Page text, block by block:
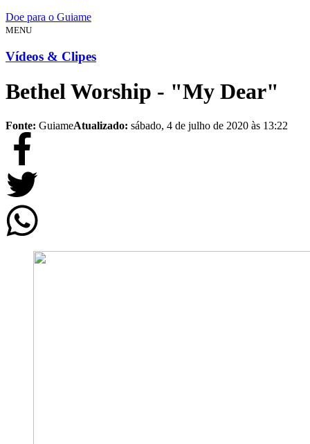
Doe para o Guiame
MENU
Vídeos & Clipes
Bethel Worship - "My Dear"
Fonte: GuiameAtualizado: sábado, 4 de julho de 2020 às 13:22